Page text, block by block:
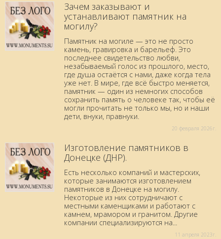
Зачем заказывают и
устанавливают памятник на
могилу?
Памятник на могиле — это не просто
камень, гравировка и барельеф. Это
последнее свидетельство любви,
незабываемый голос из прошлого, место,
где душа остаётся с нами, даже когда тела
уже нет. В мире, где всё быстро меняется,
памятник — один из немногих способов
сохранить память о человеке так, чтобы её
могли прочитать не только мы, но и наши
дети, внуки, правнуки.
20 февраля 2026г.
Изготовление памятников в
Донецке (ДНР).
Есть несколько компаний и мастерских,
которые занимаются изготовлением
памятников в Донецке на могилу.
Некоторые из них сотрудничают с
местными каменщиками и работают с
камнем, мрамором и гранитом. Другие
компании специализируются на...
11 aпреля 2023г.